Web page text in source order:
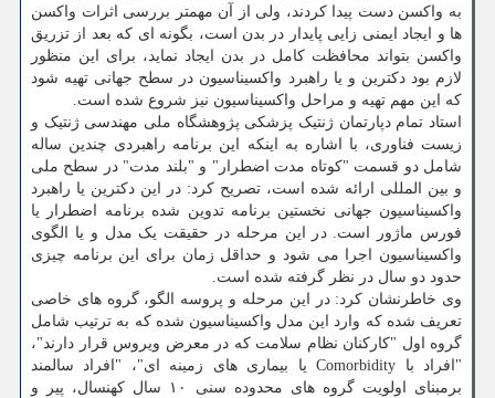
به واکسن دست پیدا کردند، ولی از آن مهمتر بررسی اثرات واکسن
ها و ایجاد ایمنی زایی پایدار در بدن است، بگونه ای که بعد از تزریق
واکسن بتواند محافظت کامل در بدن ایجاد نماید، برای این منظور
لازم بود دکترین و یا راهبرد واکسیناسیون در سطح جهانی تهیه شود
که این مهم تهیه و مراحل واکسیناسیون نیز شروع شده است.
استاد تمام دپارتمان ژنتیک پزشکی پژوهشگاه ملی مهندسی ژنتیک و
زیست فناوری، با اشاره به اینکه این برنامه راهبردی چندین ساله
شامل دو قسمت "کوتاه مدت اضطرار" و "بلند مدت" در سطح ملی
و بین المللی ارائه شده است، تصریح کرد: در این دکترین یا راهبرد
واکسیناسیون جهانی نخستین برنامه تدوین شده برنامه اضطرار یا
فورس ماژور است. در این مرحله در حقیقت یک مدل و یا الگوی
واکسیناسیون اجرا می شود و حداقل زمان برای این برنامه چیزی
حدود دو سال در نظر گرفته شده است.
وی خاطرنشان کرد: در این مرحله و پروسه الگو، گروه های خاصی
تعریف شده که وارد این مدل واکسیناسیون شده که به ترتیب شامل
گروه اول "کارکنان نظام سلامت که در معرض ویروس قرار دارند"،
"افراد با Comorbidity یا بیماری های زمینه ای"، "افراد سالمند
برمبنای اولویت گروه های محدوده سنی ۱۰ سال کهنسال، پیر و